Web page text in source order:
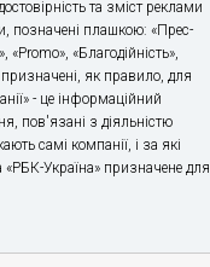
та зміст реклами
позначені плашкою: «Прес-
«Благодійність»,
як правило, для
- це інформаційний
пов'язані з діяльністю
самі компанії, і за які
«РБК-Україна» призначене для